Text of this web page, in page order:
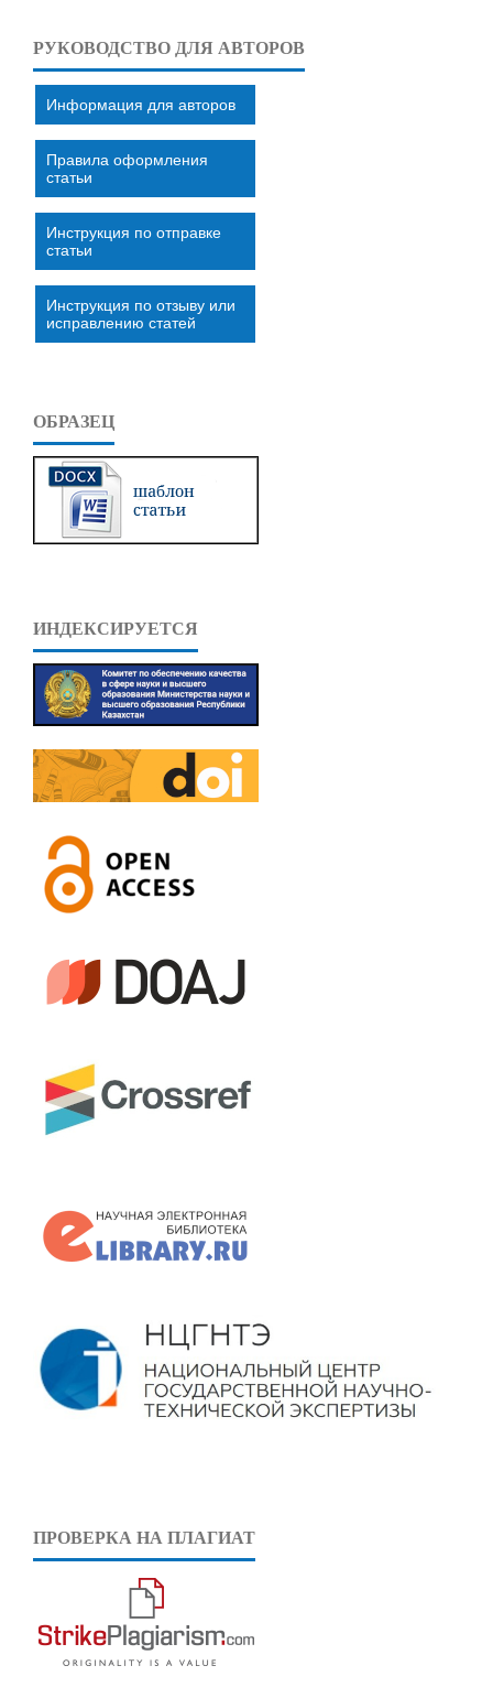
РУКОВОДСТВО ДЛЯ АВТОРОВ
Информация для авторов
Правила оформления
статьи
Инструкция по отправке
статьи
Инструкция по отзыву или
исправлению статей
ОБРАЗЕЦ
ИНДЕКСИРУЕТСЯ
ПРОВЕРКА НА ПЛАГИАТ